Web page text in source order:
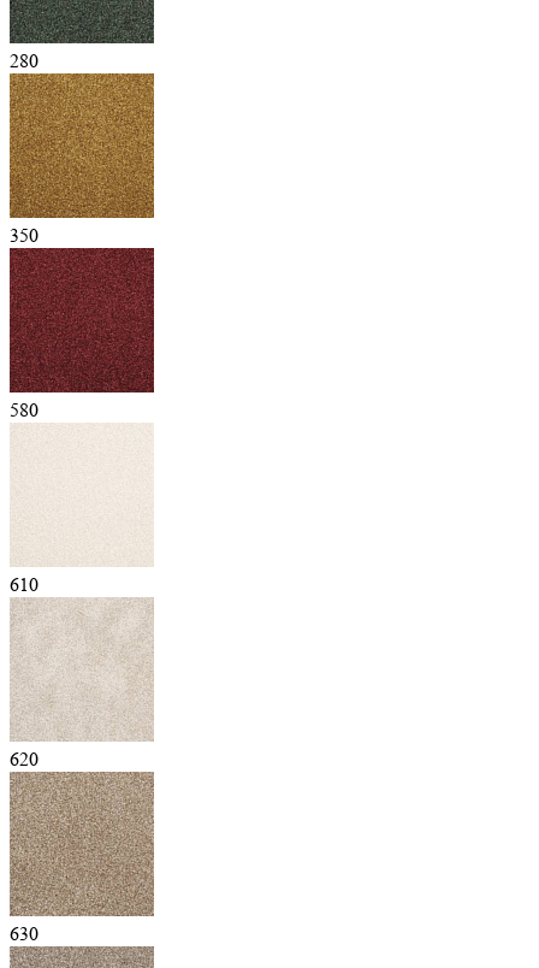
280
350
580
610
620
630